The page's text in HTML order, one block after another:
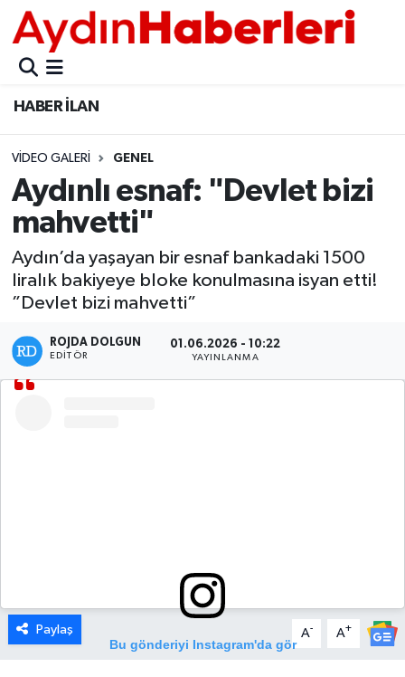
HABER İLAN
VIDEO GALERI GENEL
Aydınlı esnaf: "Devlet bizi
mahvetti"
Aydın’da yaşayan bir esnaf bankadaki 1500
liralık bakiyeye bloke konulmasına isyan etti!
”Devlet bizi mahvetti”
ROJDA DOLGUN
EDITÖR
01.06.2026 - 10:22
YAYINLANMA
Bu gönderiyi Instagram'da gör
Paylaş A- A+
GÜNCEL
POLİTİKA
BELEDİYELER
ASAYİŞ
EKONOMİ
BÜLTEN
ÇEVRE
EKOLOJİ VE ÇEVRE
BİLİM VE TEKNOLOJİ
Aydın Nöbetçi Eczaneler
Aydın Hava Durumu
Aydin Namaz Vakitleri
Aydın Trafik Yoğunluk Haritası
Süper Lig Puan Durumu ve Fikstür
Tüm Manşetler
Son Dakika Haberleri